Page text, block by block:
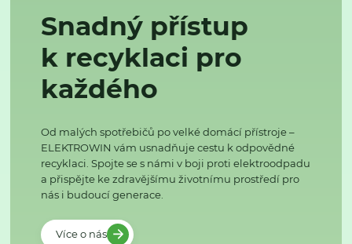
Snadný přístup
k recyklaci pro
každého
Od malých spotřebičů po velké domácí přístroje –
ELEKTROWIN vám usnadňuje cestu k odpovědné
recyklaci. Spojte se s námi v boji proti elektroodpadu
a přispějte ke zdravějšímu životnímu prostředí pro
nás i budoucí generace.
Více o nás